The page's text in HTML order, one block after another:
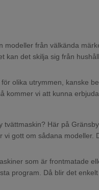
modeller från välkända
kan det skilja sig från
olika utrymmen, kanske
kommer vi att kunna
tvättmaskin? Här på
vi gott om sådana
som är frontmatade
program. Då blir det